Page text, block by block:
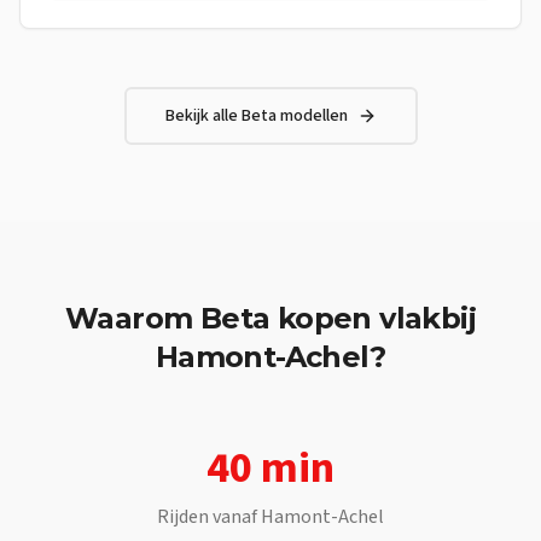
gebruik en om met vertrouwen te leren rijden.Frame Frame:
mm Max. hoogte: 1185 mm Motor Type: Eencilinder, 4-takt,
Bekijk alle Betamodellen
Waarom Beta kopen vlakbij
Hamont-Achel?
40 min
Rijden vanafHamont-Achel